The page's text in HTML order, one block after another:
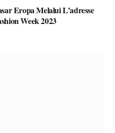
Eropa Melalui L’adresse
Week 2023